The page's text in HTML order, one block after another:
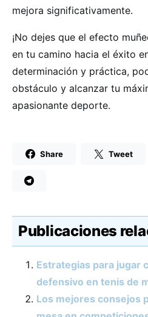
mejora significativamente.
¡No dejes que el efecto
en tu camino hacia el éxito
determinación y práctica,
obstáculo y alcanzar tu
apasionante deporte.
Share Tweet
Publicaciones
Estrategias para jugar
defensivo en tenis de
Los mejores consejos